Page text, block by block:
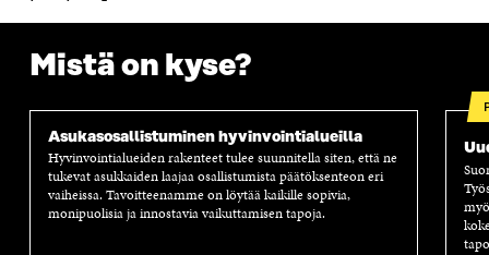
Mistä on kyse?
Asukasosallistuminen hyvinvointialueilla
Hyvinvointialueiden rakenteet tulee suunnitella siten, että ne
tukevat asukkaiden laajaa osallistumista päätöksenteon eri
vaiheissa. Tavoitteenamme on löytää kaikille sopivia,
monipuolisia ja innostavia vaikuttamisen tapoja.